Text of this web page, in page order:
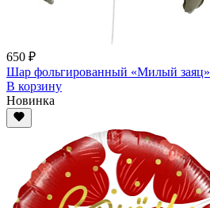
650 ₽
Шар фольгированный «Милый заяц»
В корзину
Новинка